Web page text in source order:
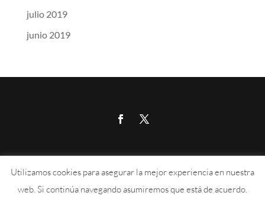
julio 2019
junio 2019
Calle Aragón 215, 07008, Palma de Mallorca
676 889 102 info@absi.es
Utilizamos cookies para asegurar la mejor experiencia en nuestra
web. Si continúa navegando asumiremos que está de acuerdo.